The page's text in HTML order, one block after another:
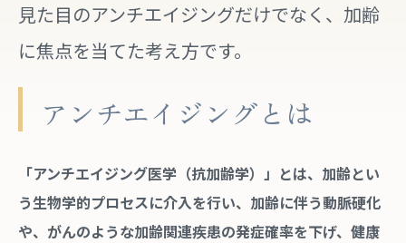
見た目のアンチエイジングだけでなく、加齢
に焦点を当てた考え方です。
アンチエイジングとは
「アンチエイジング医学（抗加齢学）」とは、加齢とい
う生物学的プロセスに介入を行い、加齢に伴う動脈硬化
や、がんのような加齢関連疾患の発症確率を下げ、健康